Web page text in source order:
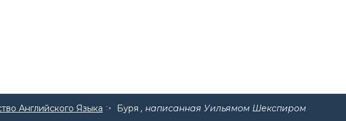
Английского Языка Буря , написанная Уильямом Шекспиром